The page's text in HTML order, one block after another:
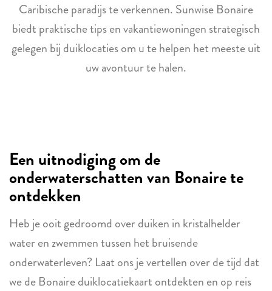
Caribische paradijs te verkennen. Sunwise Bonaire
biedt praktische tips en vakantiewoningen strategisch
gelegen bij duiklocaties om u te helpen het meeste uit
uw avontuur te halen.
Een uitnodiging om de
onderwaterschatten van Bonairete
ontdekken
Heb je ooit gedroomd over duiken in kristalhelder
water en zwemmen tussen het bruisende
onderwaterleven? Laat ons je vertellen over de tijd dat
we de Bonaire duiklocatiekaart ontdekten en op reis